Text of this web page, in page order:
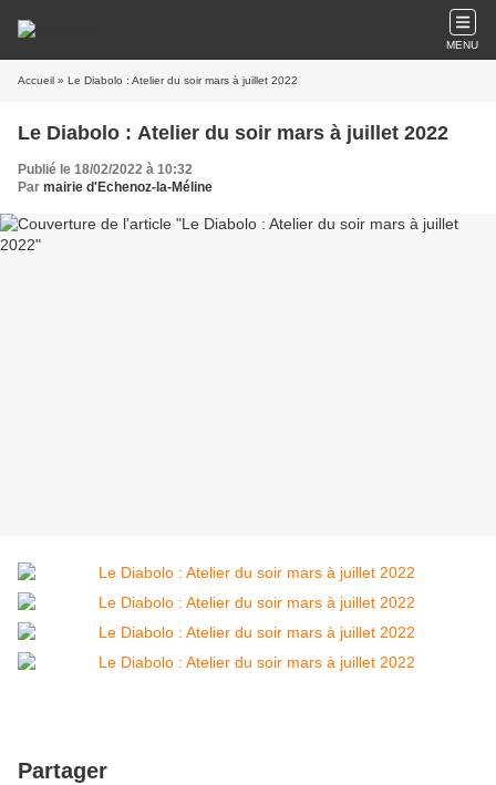
MENU
Accueil » Le Diabolo : Atelier du soir mars à juillet 2022
Le Diabolo : Atelier du soir mars à juillet 2022
Publié le 18/02/2022 à 10:32
Par mairie d'Echenoz-la-Méline
Partager